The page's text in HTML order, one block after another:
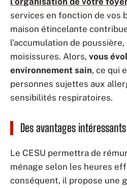
services en fonction de vos
maison étincelante
l’accumulation de
moisissures. Alors, vous
environnement sain, ce qui
personnes sujettes aux
sensibilités respiratoires.
Des avantages intéressants
Le CESU permettra de
ménage selon les heures
conséquent, il propose une